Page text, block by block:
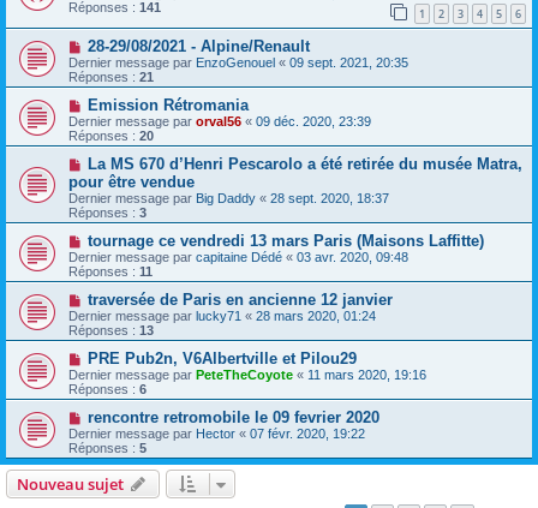
Réponses : 141 1 2 3 4 5 6
28-29/08/2021 - Alpine/Renault
Dernier message par EnzoGenouel « 09 sept. 2021, 20:35
Réponses : 21
Emission Rétromania
Dernier message par orval56 « 09 déc. 2020, 23:39
Réponses : 20
La MS 670 d’Henri Pescarolo a été retirée du musée Matra,
pour être vendue
Dernier message par Big Daddy « 28 sept. 2020, 18:37
Réponses : 3
tournage ce vendredi 13 mars Paris (Maisons Laffitte)
Dernier message par capitaine Dédé « 03 avr. 2020, 09:48
Réponses : 11
traversée de Paris en ancienne 12 janvier
Dernier message par lucky71 « 28 mars 2020, 01:24
Réponses : 13
PRE Pub2n, V6Albertville et Pilou29
Dernier message par PeteTheCoyote « 11 mars 2020, 19:16
Réponses : 6
rencontre retromobile le 09 fevrier 2020
Dernier message par Hector « 07 févr. 2020, 19:22
Réponses : 5
Nouveau sujet